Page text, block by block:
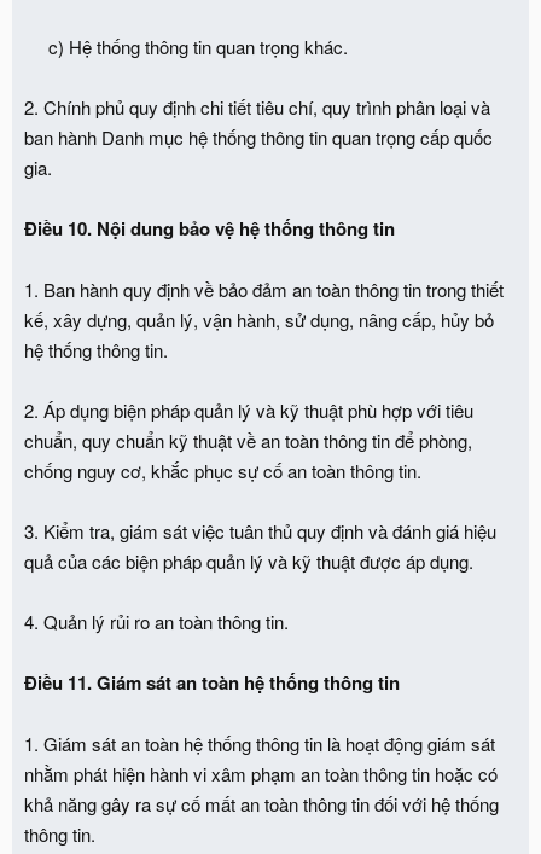
c) Hệ thống thông tin quan trọng khác.​
2. Chính phủ quy định chi tiết tiêu chí, quy trình phân loại và
ban hành Danh mục hệ thống thông tin quan trọng cấp quốc
gia.
Điều 10. Nội dung bảo vệ hệ thống thông tin
1. Ban hành quy định về bảo đảm an toàn thông tin trong thiết
kế, xây dựng, quản lý, vận hành, sử dụng, nâng cấp, hủy bỏ
hệ thống thông tin.
2. Áp dụng biện pháp quản lý và kỹ thuật phù hợp với tiêu
chuẩn, quy chuẩn kỹ thuật về an toàn thông tin để phòng,
chống nguy cơ, khắc phục sự cố an toàn thông tin.
3. Kiểm tra, giám sát việc tuân thủ quy định và đánh giá hiệu
quả của các biện pháp quản lý và kỹ thuật được áp dụng.
4. Quản lý rủi ro an toàn thông tin.
Điều 11. Giám sát an toàn hệ thống thông tin
1. Giám sát an toàn hệ thống thông tin là hoạt động giám sát
nhằm phát hiện hành vi xâm phạm an toàn thông tin hoặc có
khả năng gây ra sự cố mất an toàn thông tin đối với hệ thống
thông tin.